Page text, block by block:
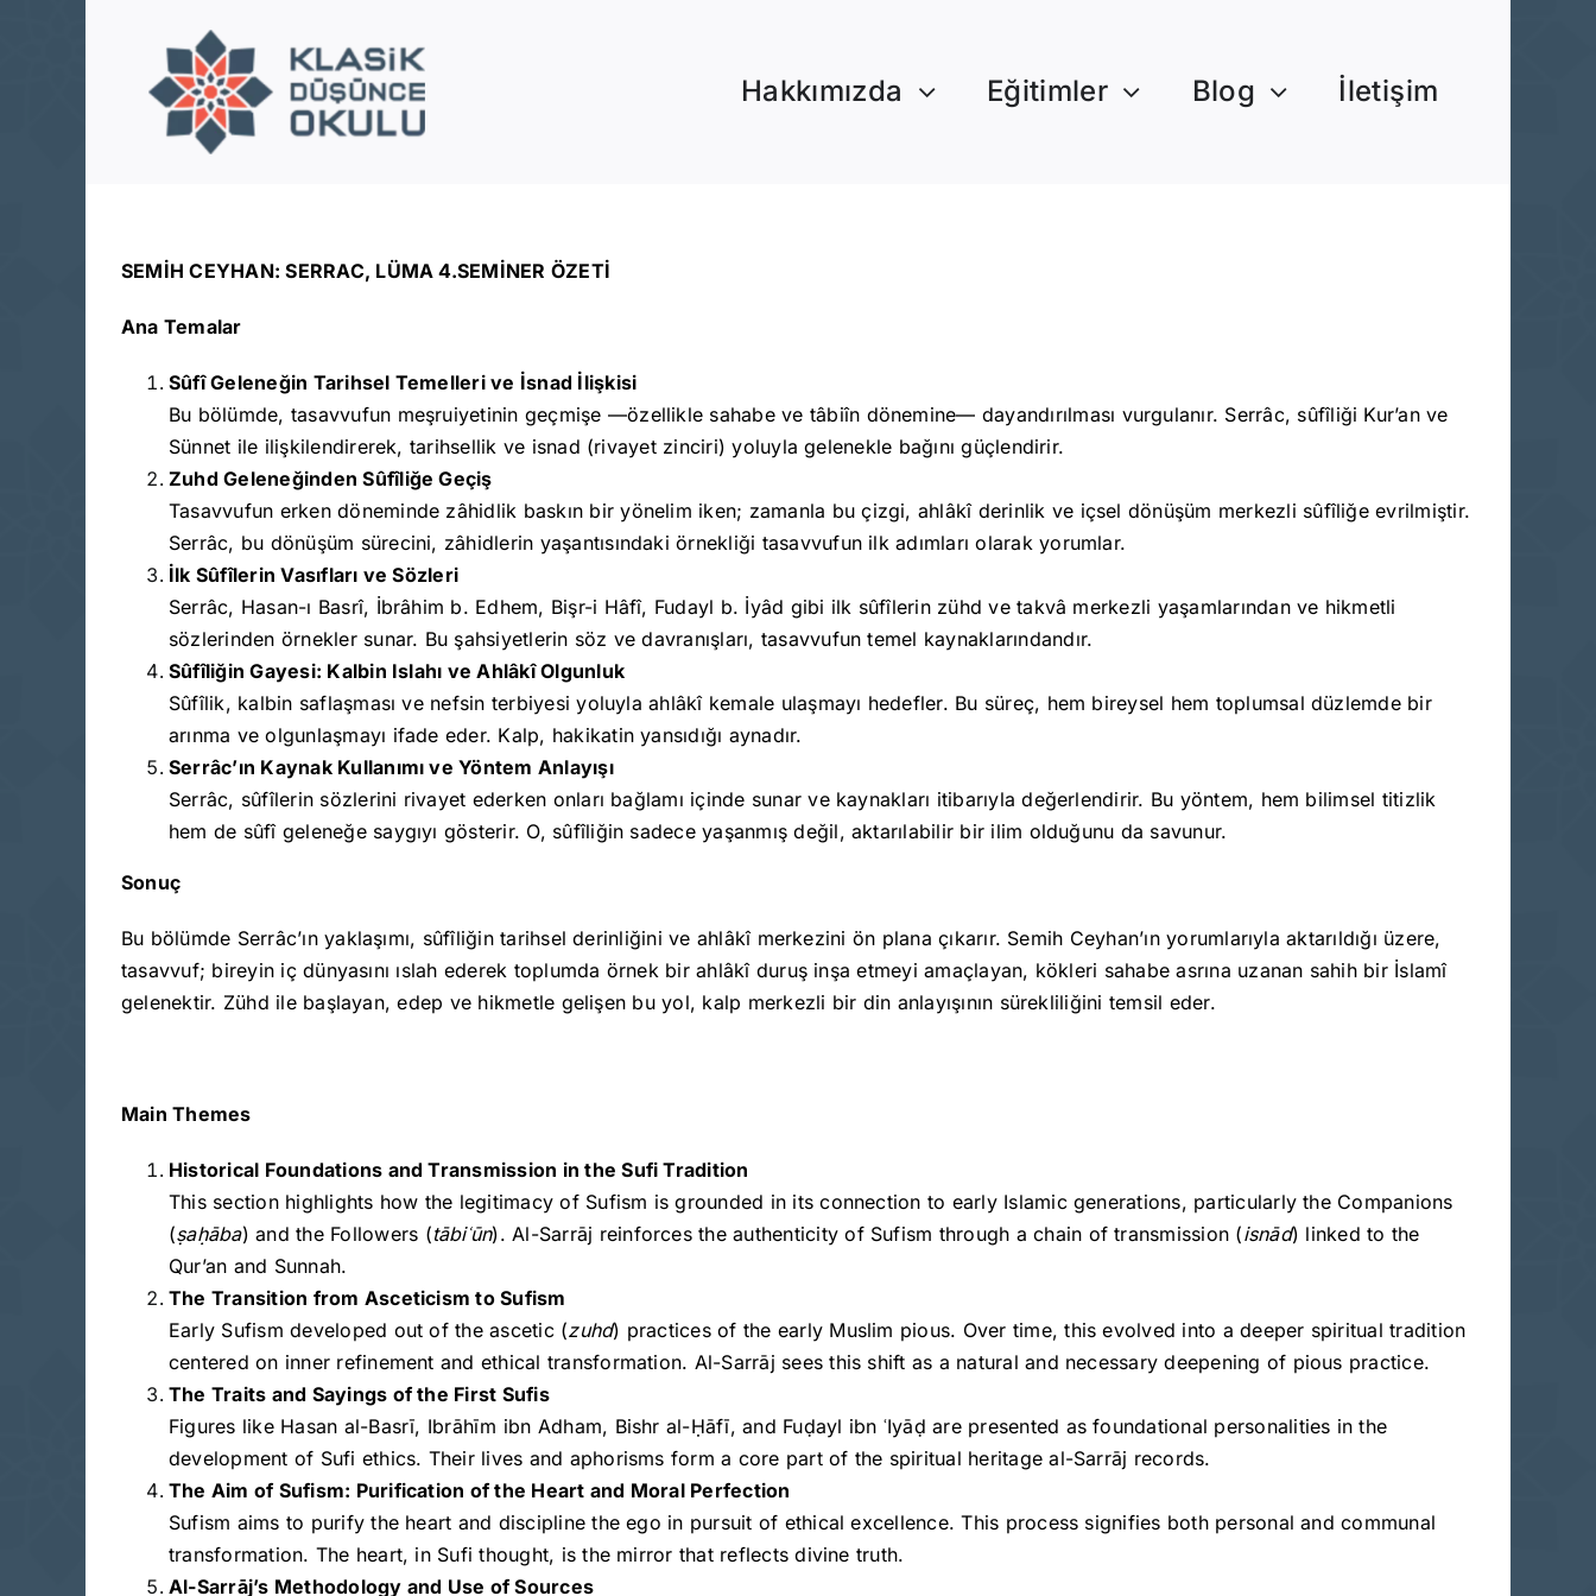
Hakkımızda Eğitimler Blog İletişim
SEMİH CEYHAN: SERRAC, LÜMA 4.SEMİNER ÖZETİ
Ana Temalar
Sûfî Geleneğin Tarihsel Temelleri ve İsnad İlişkisi
Bu bölümde, tasavvufun meşruiyetinin geçmişe —özellikle sahabe ve tâbiîn dönemine— dayandırılması vurgulanır. Serrâc, sûfîliği Kur’an ve
Sünnet ile ilişkilendirerek, tarihsellik ve isnad (rivayet zinciri) yoluyla gelenekle bağını güçlendirir.
Zuhd Geleneğinden Sûfîliğe Geçiş
Tasavvufun erken döneminde zâhidlik baskın bir yönelim iken; zamanla bu çizgi, ahlâkî derinlik ve içsel dönüşüm merkezli sûfîliğe evrilmiştir.
Serrâc, bu dönüşüm sürecini, zâhidlerin yaşantısındaki örnekliği tasavvufun ilk adımları olarak yorumlar.
İlk Sûfîlerin Vasıfları ve Sözleri
Serrâc, Hasan-ı Basrî, İbrâhim b. Edhem, Bişr-i Hâfî, Fudayl b. İyâd gibi ilk sûfîlerin zühd ve takvâ merkezli yaşamlarından ve hikmetli
sözlerinden örnekler sunar. Bu şahsiyetlerin söz ve davranışları, tasavvufun temel kaynaklarındandır.
Sûfîliğin Gayesi: Kalbin Islahı ve Ahlâkî Olgunluk
Sûfîlik, kalbin saflaşması ve nefsin terbiyesi yoluyla ahlâkî kemale ulaşmayı hedefler. Bu süreç, hem bireysel hem toplumsal düzlemde bir
arınma ve olgunlaşmayı ifade eder. Kalp, hakikatin yansıdığı aynadır.
Serrâc’ın Kaynak Kullanımı ve Yöntem Anlayışı
Serrâc, sûfîlerin sözlerini rivayet ederken onları bağlamı içinde sunar ve kaynakları itibarıyla değerlendirir. Bu yöntem, hem bilimsel titizlik
hem de sûfî geleneğe saygıyı gösterir. O, sûfîliğin sadece yaşanmış değil, aktarılabilir bir ilim olduğunu da savunur.
Sonuç
Bu bölümde Serrâc’ın yaklaşımı, sûfîliğin tarihsel derinliğini ve ahlâkî merkezini ön plana çıkarır. Semih Ceyhan’ın yorumlarıyla aktarıldığı üzere,
tasavvuf; bireyin iç dünyasını ıslah ederek toplumda örnek bir ahlâkî duruş inşa etmeyi amaçlayan, kökleri sahabe asrına uzanan sahih bir İslamî
gelenektir. Zühd ile başlayan, edep ve hikmetle gelişen bu yol, kalp merkezli bir din anlayışının sürekliliğini temsil eder.
Main Themes
Historical Foundations and Transmission in the Sufi Tradition
This section highlights how the legitimacy of Sufism is grounded in its connection to early Islamic generations, particularly the Companions
(ṣaḥāba) and the Followers (tābiʿūn). Al-Sarrāj reinforces the authenticity of Sufism through a chain of transmission (isnād) linked to the
Qur’an and Sunnah.
The Transition from Asceticism to Sufism
Early Sufism developed out of the ascetic (zuhd) practices of the early Muslim pious. Over time, this evolved into a deeper spiritual tradition
centered on inner refinement and ethical transformation. Al-Sarrāj sees this shift as a natural and necessary deepening of pious practice.
The Traits and Sayings of the First Sufis
Figures like Hasan al-Basrī, Ibrāhīm ibn Adham, Bishr al-Ḥāfī, and Fuḍayl ibn ʿIyāḍ are presented as foundational personalities in the
development of Sufi ethics. Their lives and aphorisms form a core part of the spiritual heritage al-Sarrāj records.
The Aim of Sufism: Purification of the Heart and Moral Perfection
Sufism aims to purify the heart and discipline the ego in pursuit of ethical excellence. This process signifies both personal and communal
transformation. The heart, in Sufi thought, is the mirror that reflects divine truth.
Al-Sarrāj’s Methodology and Use of Sources